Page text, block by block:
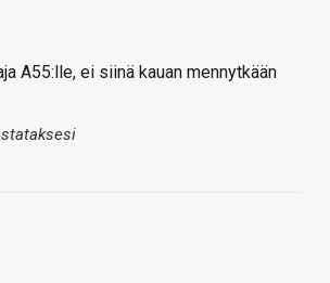
A55:lle, ei siinä kauan mennytkään